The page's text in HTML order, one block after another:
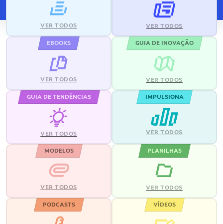
VER TODOS VER TODOS
EBOOKS
VER TODOS
GUIA DE INOVAÇÃO
VER TODOS
GUIA DE TENDÊNCIAS
VER TODOS
IMPULSIONA
VER TODOS
MODELOS
VER TODOS
PLANILHAS
VER TODOS
PODCASTS VÍDEOS